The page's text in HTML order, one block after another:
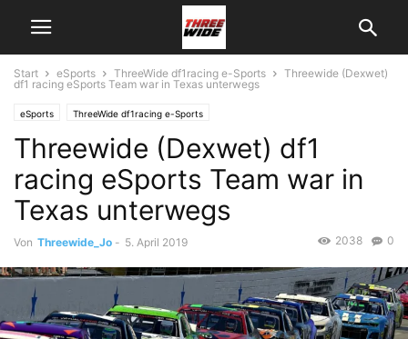
Start eSports ThreeWide df1racing e-Sports
Threewide (Dexwet)
df1 racing eSports Team war in Texas unterwegs
eSports ThreeWide df1racing e-Sports
Threewide (Dexwet) df1
racing eSports Team war in
Texas unterwegs
Von Threewide_Jo - 5. April 2019 0
2038